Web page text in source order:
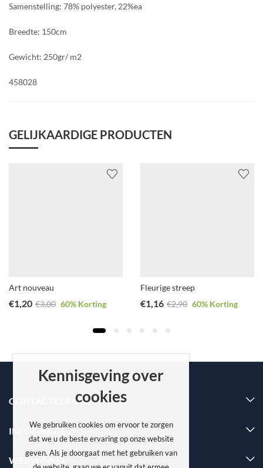
Samenstelling: 78% polyester, 22%ea
Breedte: 150cm
Gewicht: 250gr/ m2
458028
GELIJKAARDIGE PRODUCTEN
Art nouveau
€1,20 €3,00 60% Korting
Fleurige streep
€1,16 €2,90 60% Korting
CONTACTEER ONS
INFORMATIE
WEBWINKEL
Kennisgeving over
cookies
We gebruiken cookies om ervoor te zorgen
dat we u de beste ervaring op onze website
geven. Als je doorgaat met het gebruiken van